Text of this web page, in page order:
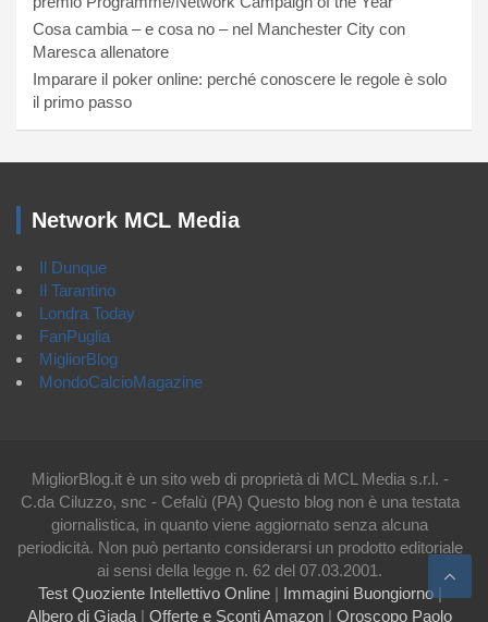
Cosa cambia – e cosa no – nel Manchester City con
Maresca allenatore
Imparare il poker online: perché conoscere le regole è solo
il primo passo
Network MCL Media
Il Dunque
Il Tarantino
Londra Today
FanPuglia
MigliorBlog
MondoCalcioMagazine
MigliorBlog.it è un sito web di proprietà di MCL Media s.r.l. -
C.da Ciluzzo, snc - Cefalù (PA) Questo blog non è una testata
giornalistica, in quanto viene aggiornato senza alcuna
periodicità. Non può pertanto considerarsi un prodotto editoriale
ai sensi della legge n. 62 del 07.03.2001.
Test Quoziente Intellettivo Online| Immagini Buongiorno|
Albero di Giada | Offerte e Sconti Amazon | Oroscopo Paolo